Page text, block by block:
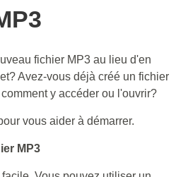
fichier MP3 au lieu d'en
Avez-vous déjà créé un fichier
y accéder ou l'ouvrir?
vous aider à démarrer.
MP3